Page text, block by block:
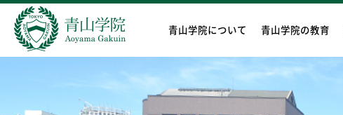
青山学院について 青山学院の教育